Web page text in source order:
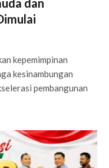
kepemimpinan
kesinambungan
pembangunan